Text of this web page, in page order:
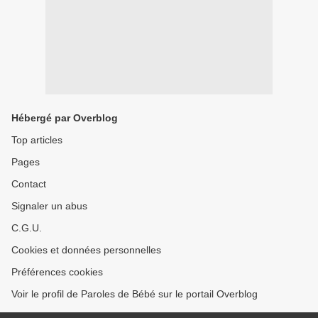
Hébergé par Overblog
Top articles
Pages
Contact
Signaler un abus
C.G.U.
Cookies et données personnelles
Préférences cookies
Voir le profil de Paroles de Bébé sur le portail Overblog